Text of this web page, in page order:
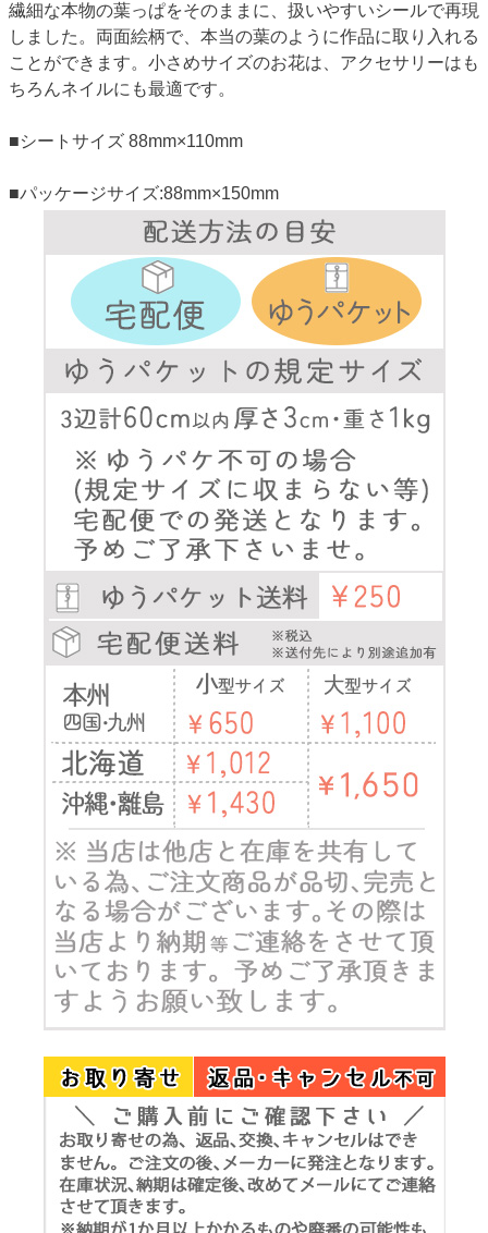
繊細な本物の葉っぱをそのままに、扱いやすいシールで再現
しました。両面絵柄で、本当の葉のように作品に取り入れる
ことができます。小さめサイズのお花は、アクセサリーはも
ちろんネイルにも最適です。
■シートサイズ 88mm×110mm
■パッケージサイズ:88mm×150mm